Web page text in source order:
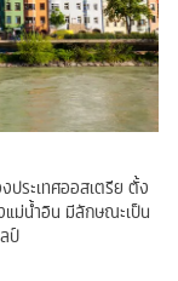
ประเทศออสเตรีย ตั้ง
ม่น้ำอิน มีลักษณะเป็น
ป์